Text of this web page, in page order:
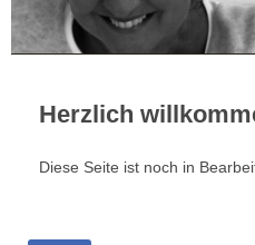
Herzlich
Diese Seite ist noch in